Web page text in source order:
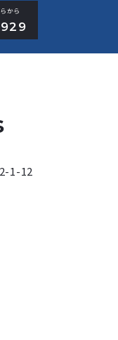
から
1-12